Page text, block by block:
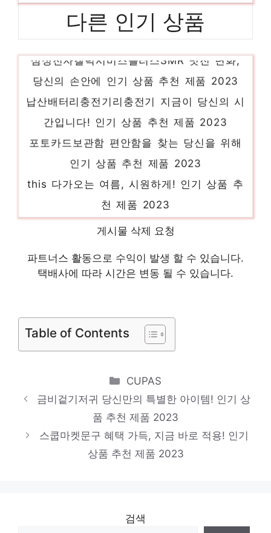
다른 인기 상품
삼성전자갤럭시버즈플러스SMR 멋진 변화,
당신의 손안에 인기 상품 추천 제품 2023
납산배터리충전기리충전기 지금이 당신의 시
간입니다! 인기 상품 추천 제품 2023
포토카드보관함 편안함을 찾는 당신을 위해
인기 상품 추천 제품 2023
this 다가오는 여름, 시원하게! 인기 상품 추
천 제품 2023
화애락큐 오늘의 스페셜 아이템, 지금 확인!
인기 상품 추천 제품 2023
햇반오뚜기밥개 소장가치 100%의 특별한 제
품 인기 상품 추천 제품 2023
아이템! 인기 상품 추천 제품 2023
게시물 삭제 요청
파트너스 활동으로 수익이 발생 할 수 있습니다.
택배사에 따라 시간은 변동 될 수 있습니다.
Table of Contents
Categories
CUPAS
금비겉기저귀 당신만의 특별한 아이템! 인기 상
품 추천 제품 2023
스쿱마켓문구 혜택 가득, 지금 바로 적용! 인기
상품 추천 제품 2023
검색